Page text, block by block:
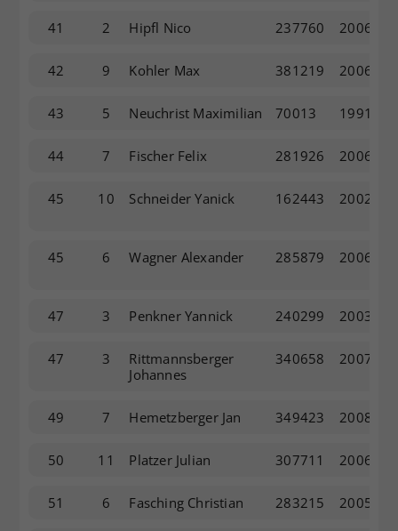
41 2 Hipfl Nico 237760 2006
42 9 Kohler Max 381219 2006
43 5 Neuchrist Maximilian 70013 1991
44 7 Fischer Felix 281926 2006
45 10 Schneider Yanick 162443 2002
45 6 Wagner Alexander 285879 2006
47 3 Penkner Yannick 240299 2003
47 3
Rittmannsberger
Johannes
340658 2007
49 7 Hemetzberger Jan 349423 2008
50 11 Platzer Julian 307711 2006
51 6 Fasching Christian 283215 2005